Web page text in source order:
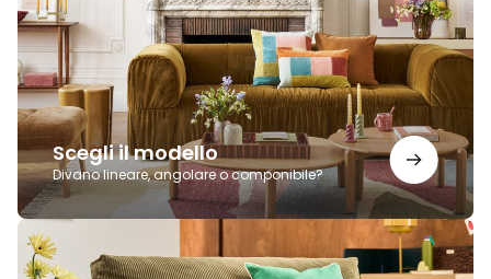
Scegli il modello
Divano lineare, angolare o componibile?
Scegli
un
divano